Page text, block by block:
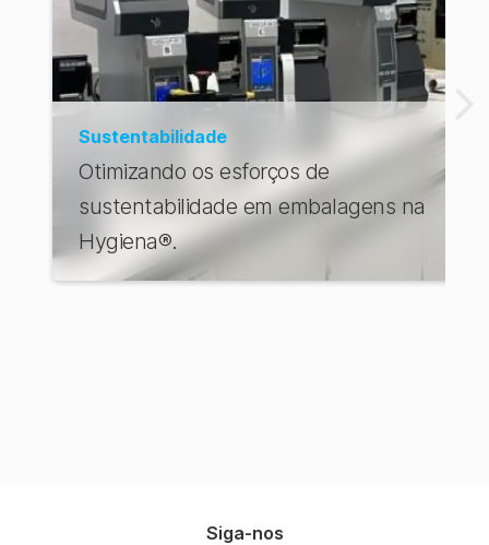
Sustentabilidade
Otimizando os esforços de
sustentabilidade em embalagens na
Hygiena®.
Siga-nos